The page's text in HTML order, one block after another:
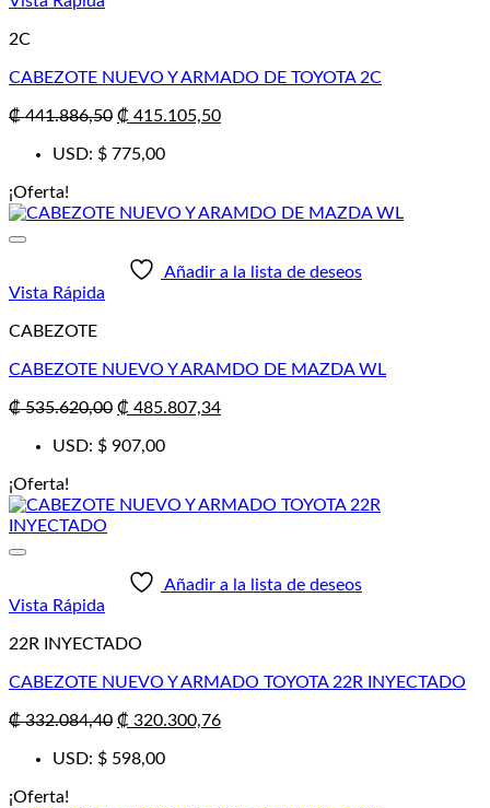
2C
CABEZOTE NUEVO Y ARMADO DE TOYOTA 2C
₡441.886,50 El
original
₡ 415.105,50El
USD: $ 775,00
¡Oferta!
Añadir a la lista de deseos
Vista Rápida
CABEZOTE
CABEZOTE NUEVO Y ARAMDO DE MAZDA WL
₡535.620,00 El
original
₡ 485.807,34El
USD: $ 907,00
¡Oferta!
Añadir a la lista de deseos
Vista Rápida
22R INYECTADO
CABEZOTE NUEVO Y ARMADO TOYOTA 22R INYECTADO
₡332.084,40 El
original
₡ 320.300,76El
USD: $ 598,00
¡Oferta!